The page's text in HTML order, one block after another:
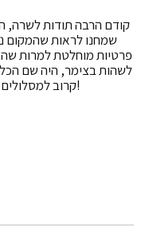
קודם הרבה תודות לשרה,
שמחנו לראות שהמקום
פרטיות מוחלטת למרות
לשהות בצימר, היה שם הכל
קרוב למסלולים מרכזיים בצפון הכנרת. פשוט נפלא!